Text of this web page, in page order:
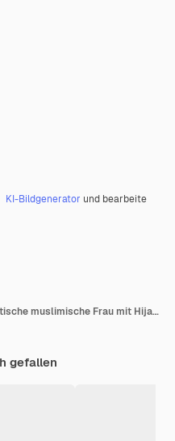
KI-Bildgenerator und bearbeite
Lächelnde schöne junge asiatische muslimische Frau mit Hijab und lila Kleid mit Geschenkgutschein und Blick in die Kamera isoliert auf weißem Studiohintergrund
gefallen